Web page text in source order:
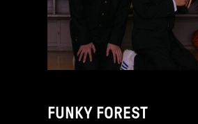
FUNKY FOREST